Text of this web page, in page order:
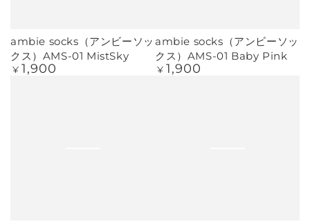
ambie socks（アンビーソッ
クス）AMS-01 MistSky
定
¥ 1,900
ambie socks（アンビーソッ
クス）AMS-01 Baby Pink
定
¥ 1,900